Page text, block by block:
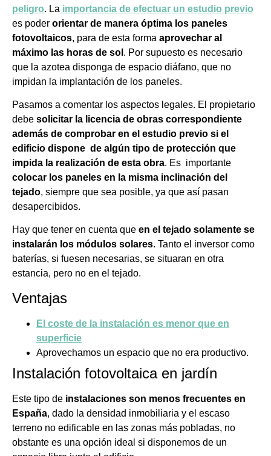
peligro. La importancia de efectuar un estudio previo
es poder orientar de manera óptima los paneles
fotovoltaicos, para de esta forma aprovechar al
máximo las horas de sol . Por supuesto es necesario
que la azotea disponga de espacio diáfano, que no
impidan la implantación de los paneles.
Pasamos a comentar los aspectos legales. El propietario
debe solicitar la licencia de obras correspondiente
además de comprobar en el estudio previo si el
edificio dispone de algún tipo de protección que
impida la realización de esta obra. Es importante
colocar los paneles en la misma inclinación del
tejado, siempre que sea posible, ya que así pasan
desapercibidos.
Hay que tener en cuenta que en el tejado solamente se
instalarán los módulos solares. Tanto el inversor como
baterías, si fuesen necesarias, se situaran en otra
estancia, pero no en el tejado.
Ventajas
El coste de la instalación es menor que en
superficie
Aprovechamos un espacio que no era productivo.
Instalación fotovoltaica en jardín
Este tipo de instalaciones son menos frecuentes en
España, dado la densidad inmobiliaria y el escaso
terreno no edificable en las zonas más pobladas, no
obstante es una opción ideal si disponemos de un